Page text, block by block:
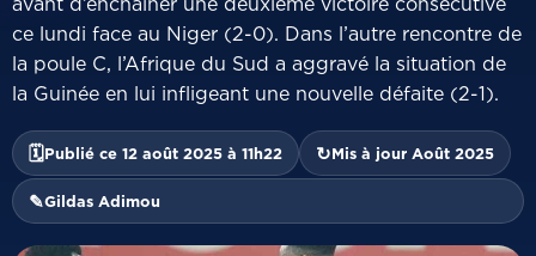
ce lundi face au Niger (2-0). Dans l’autre rencontre de
la poule C, l’Afrique du Sud a aggravé la situation de
la Guinée en lui infligeant une nouvelle défaite (2-1).
🗓Publié ce 12 août 2025 à 11h22 ↻Mis à jour Août 2025
✎Gildas Adimou